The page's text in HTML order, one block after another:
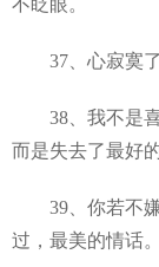
不眨眼。
37、心寂寞了
38、我不是喜
而是失去了最好
39、你若不嫌
过，最美的情话。